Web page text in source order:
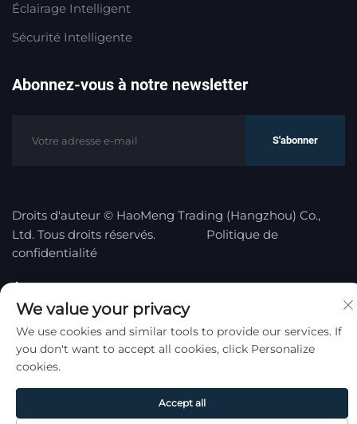
Éclairage Intelligent
Sécurité Intelligente
Abonnez-vous à notre newsletter
S'abonner
Droits d'auteur © HaoMeng Trading (Hangzhou) Co.,
Ltd. Tous droits réservés.
Politique de
confidentialité
We value your privacy
We use cookies and similar tools to provide our services. If
you don't want to accept all cookies, click Personalize
cookies.
Accept all